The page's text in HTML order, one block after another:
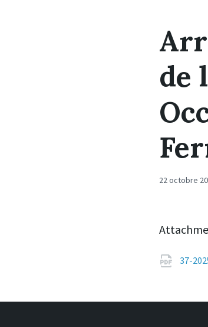
de
22 octobre
37-